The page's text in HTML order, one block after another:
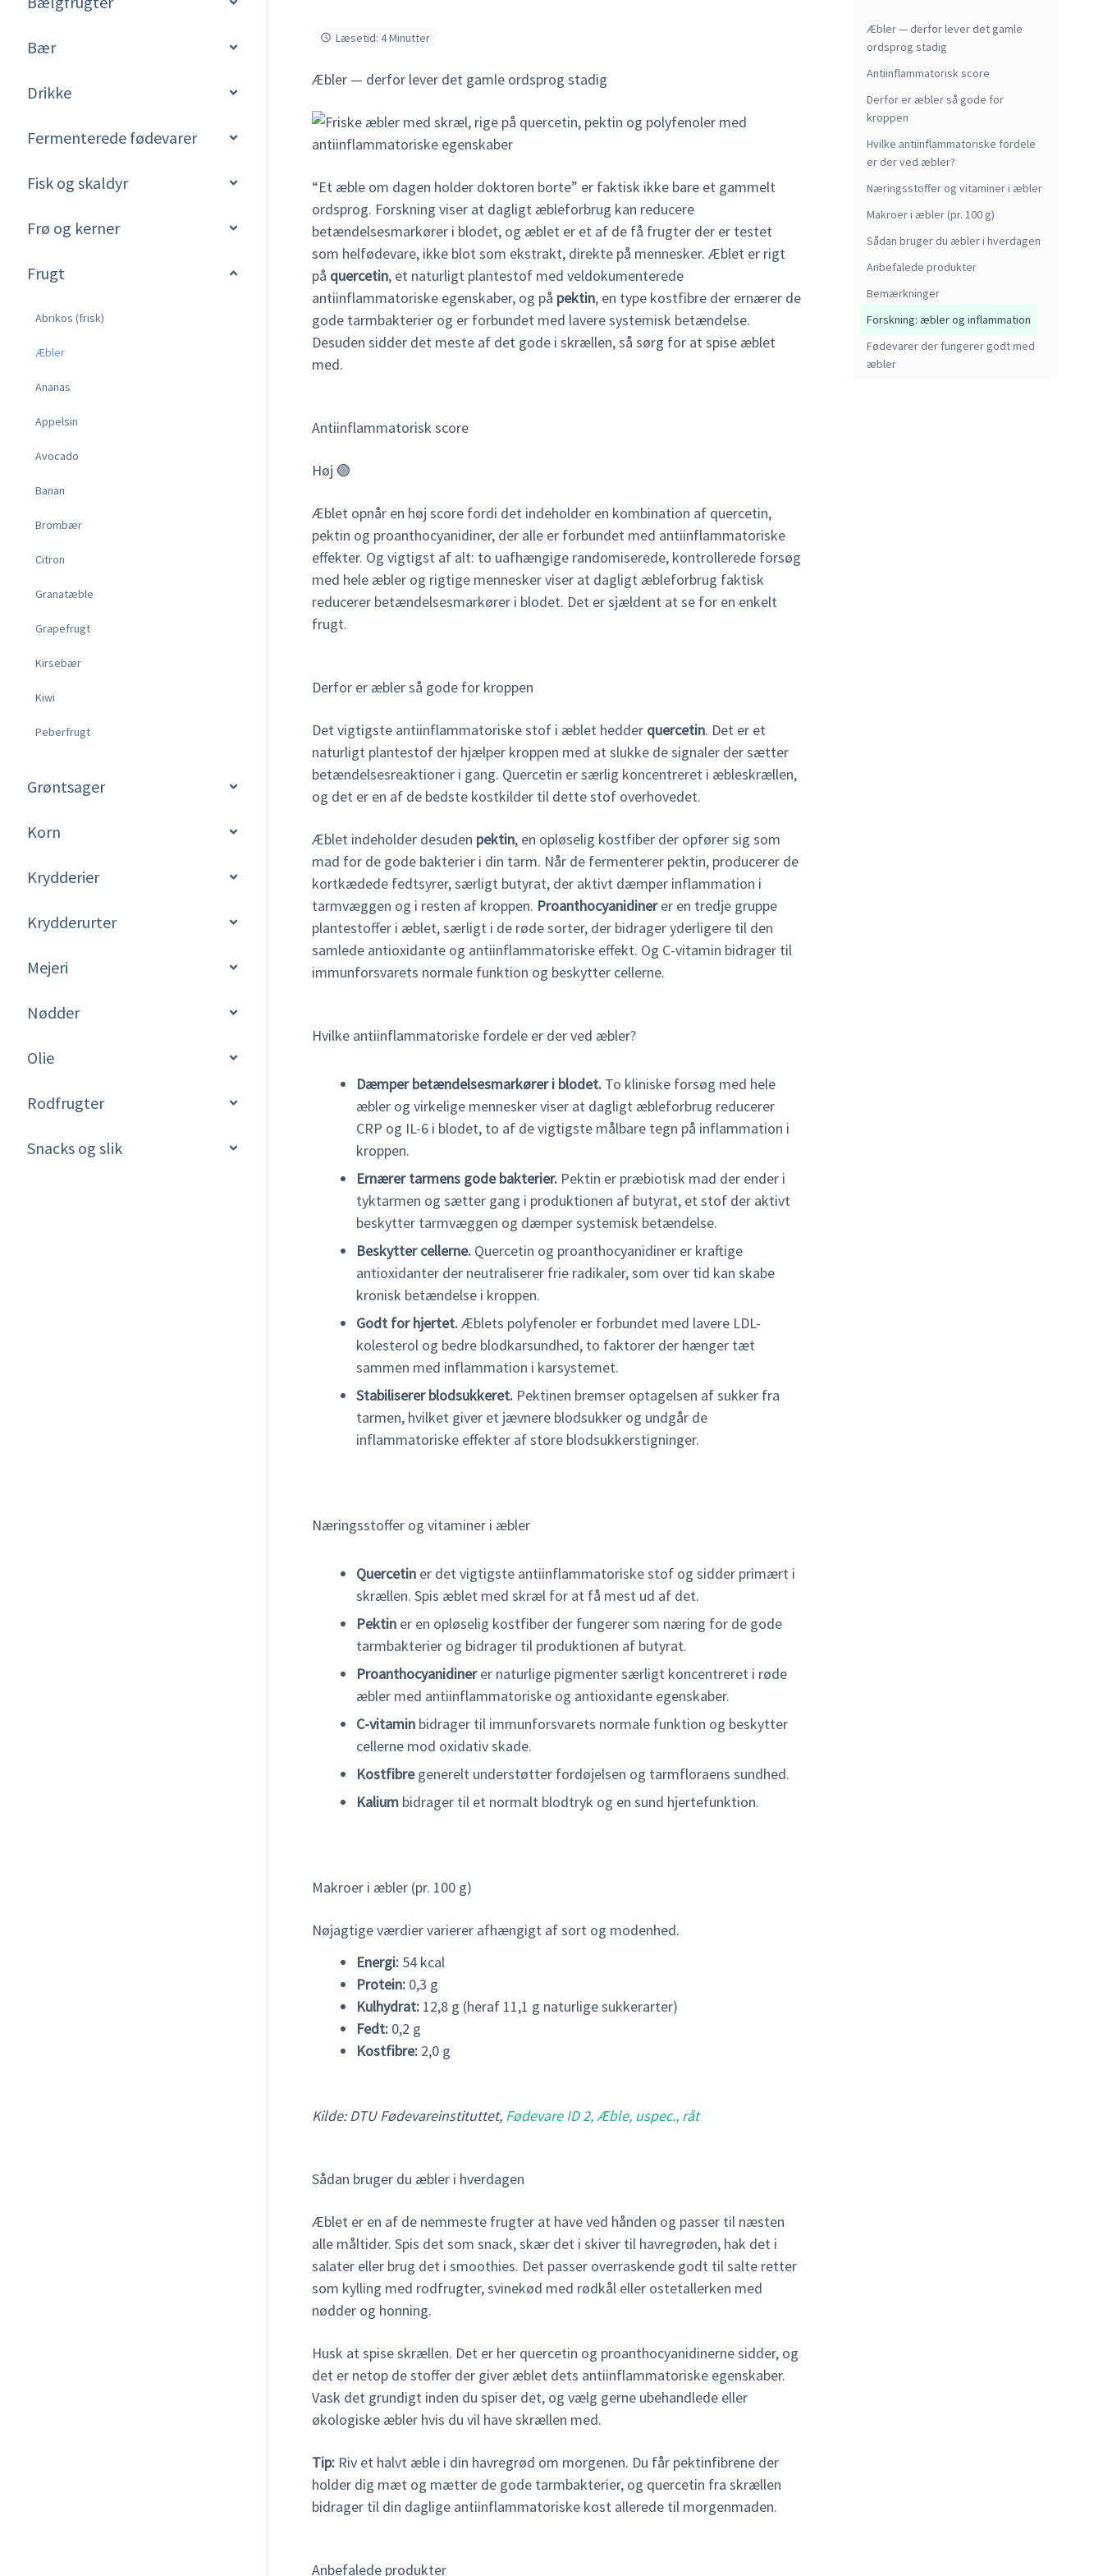
Bær
Drikke
Fermenterede fødevarer
Fisk og skaldyr
Frø og kerner
Frugt
Abrikos (frisk)
Æbler
Ananas
Appelsin
Avocado
Banan
Brombær
Citron
Granatæble
Grapefrugt
Kirsebær
Kiwi
Peberfrugt
Grøntsager
Korn
Krydderier
Krydderurter
Mejeri
Nødder
Olie
Rodfrugter
Snacks og slik
Læsetid: 4 Minutter
Æbler — derfor lever det gamle ordsprog stadig
“Et æble om dagen holder doktoren borte” er faktisk ikke bare et gammelt
ordsprog. Forskning viser at dagligt æbleforbrug kan reducere
betændelsesmarkører i blodet, og æblet er et af de få frugter der er testet
som helfødevare, ikke blot som ekstrakt, direkte på mennesker. Æblet er rigt
på quercetin, et naturligt plantestof med veldokumenterede
antiinflammatoriske egenskaber, og på pektin, en type kostfibre der ernærer de
gode tarmbakterier og er forbundet med lavere systemisk betændelse.
Desuden sidder det meste af det gode i skrællen, så sørg for at spise æblet
med.
Antiinflammatorisk score
Høj 🟢
Æblet opnår en høj score fordi det indeholder en kombination af quercetin,
pektin og proanthocyanidiner, der alle er forbundet med antiinflammatoriske
effekter. Og vigtigst af alt: to uafhængige randomiserede, kontrollerede forsøg
med hele æbler og rigtige mennesker viser at dagligt æbleforbrug faktisk
reducerer betændelsesmarkører i blodet. Det er sjældent at se for en enkelt
frugt.
Derfor er æbler så gode for kroppen
Det vigtigste antiinflammatoriske stof i æblet hedder quercetin. Det er et
naturligt plantestof der hjælper kroppen med at slukke de signaler der sætter
betændelsesreaktioner i gang. Quercetin er særlig koncentreret i æbleskrællen,
og det er en af de bedste kostkilder til dette stof overhovedet.
Æblet indeholder desuden pektin, en opløselig kostfiber der opfører sig som
mad for de gode bakterier i din tarm. Når de fermenterer pektin, producerer de
kortkædede fedtsyrer, særligt butyrat, der aktivt dæmper inflammation i
tarmvæggen og i resten af kroppen. Proanthocyanidinerer en tredje gruppe
plantestoffer i æblet, særligt i de røde sorter, der bidrager yderligere til den
samlede antioxidante og antiinflammatoriske effekt. Og C-vitamin bidrager til
immunforsvarets normale funktion og beskytter cellerne.
Hvilke antiinflammatoriske fordele er der ved æbler?
Dæmper betændelsesmarkører i blodet.To kliniske forsøg med hele
æbler og virkelige mennesker viser at dagligt æbleforbrug reducerer
CRP og IL-6 i blodet, to af de vigtigste målbare tegn på inflammation i
kroppen.
Ernærer tarmens gode bakterier.Pektin er præbiotisk mad der ender i
tyktarmen og sætter gang i produktionen af butyrat, et stof der aktivt
beskytter tarmvæggen og dæmper systemisk betændelse.
Beskytter cellerne.Quercetin og proanthocyanidiner er kraftige
antioxidanter der neutraliserer frie radikaler, som over tid kan skabe
kronisk betændelse i kroppen.
Godt for hjertet.Æblets polyfenoler er forbundet med lavere LDL-
kolesterol og bedre blodkarsundhed, to faktorer der hænger tæt
sammen med inflammation i karsystemet.
Stabiliserer blodsukkeret.Pektinen bremser optagelsen af sukker fra
tarmen, hvilket giver et jævnere blodsukker og undgår de
inflammatoriske effekter af store blodsukkerstigninger.
Næringsstoffer og vitaminer i æbler
Quercetiner det vigtigste antiinflammatoriske stof og sidder primært i
skrællen. Spis æblet med skræl for at få mest ud af det.
Pektiner en opløselig kostfiber der fungerer som næring for de gode
tarmbakterier og bidrager til produktionen af butyrat.
Proanthocyanidinerer naturlige pigmenter særligt koncentreret i røde
æbler med antiinflammatoriske og antioxidante egenskaber.
C-vitaminbidrager til immunforsvarets normale funktion og beskytter
cellerne mod oxidativ skade.
Kostfibregenerelt understøtter fordøjelsen og tarmfloraens sundhed.
Kaliumbidrager til et normalt blodtryk og en sund hjertefunktion.
Makroer i æbler (pr. 100 g)
Nøjagtige værdier varierer afhængigt af sort og modenhed.
Energi:54 kcal
Protein:0,3 g
Kulhydrat:12,8 g (heraf 11,1 g naturlige sukkerarter)
Fedt:0,2 g
Kostfibre:2,0 g
Kilde: DTU Fødevareinstituttet, Fødevare ID 2, Æble, uspec., råt
Sådan bruger du æbler i hverdagen
Æblet er en af de nemmeste frugter at have ved hånden og passer til næsten
alle måltider. Spis det som snack, skær det i skiver til havregrøden, hak det i
salater eller brug det i smoothies. Det passer overraskende godt til salte retter
som kylling med rodfrugter, svinekød med rødkål eller ostetallerken med
nødder og honning.
Husk at spise skrællen. Det er her quercetin og proanthocyanidinerne sidder, og
det er netop de stoffer der giver æblet dets antiinflammatoriske egenskaber.
Vask det grundigt inden du spiser det, og vælg gerne ubehandlede eller
økologiske æbler hvis du vil have skrællen med.
Tip:Riv et halvt æble i din havregrød om morgenen. Du får pektinfibrene der
holder dig mæt og mætter de gode tarmbakterier, og quercetin fra skrællen
bidrager til din daglige antiinflammatoriske kost allerede til morgenmaden.
Anbefalede produkter
Æbler — derfor lever det gamle
ordsprog stadig
Antiinflammatorisk score
Derfor er æbler så gode for
kroppen
Hvilke antiinflammatoriske fordele
er der ved æbler?
Næringsstoffer og vitaminer i æbler
Makroer i æbler (pr. 100 g)
Sådan bruger du æbler i hverdagen
Anbefalede produkter
Bemærkninger
Forskning: æbler og inflammation
Fødevarer der fungerer godt med
æbler